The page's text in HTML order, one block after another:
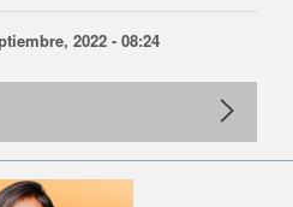
2022 - 08:24